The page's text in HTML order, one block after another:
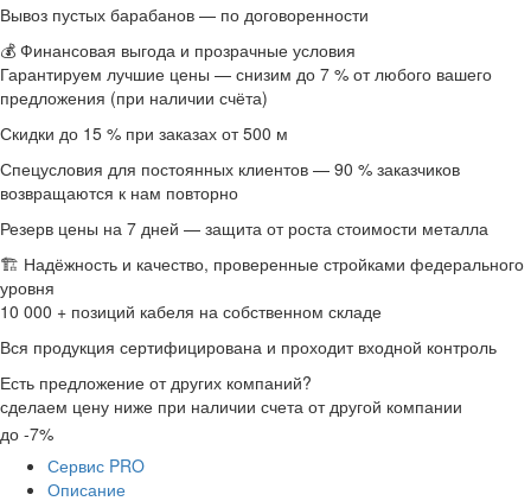
Вывоз пустых барабанов — по договоренности
💰 Финансовая выгода и прозрачные условия
Гарантируем лучшие цены — снизим до 7 % от любого вашего
предложения (при наличии счёта)
Скидки до 15 % при заказах от 500 м
Спецусловия для постоянных клиентов — 90 % заказчиков
возвращаются к нам повторно
Резерв цены на 7 дней — защита от роста стоимости металла
🏗 Надёжность и качество, проверенные стройками федерального
уровня
10 000 + позиций кабеля на собственном складе
Вся продукция сертифицирована и проходит входной контроль
Есть предложение от других компаний?
сделаем цену ниже при наличии счета от другой компании
до -7%
Сервис PRO
Описание